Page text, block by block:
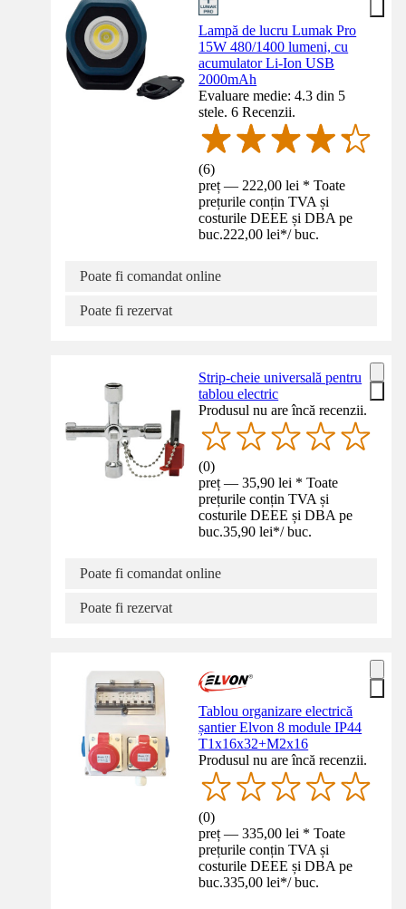
Lampă de lucru Lumak Pro
15W 480/1400 lumeni, cu
acumulator Li-Ion USB
2000mAh
Evaluare medie: 4.3 din 5
stele. 6 Recenzii.
(6)
preț — 222,00 lei * Toate
prețurile conțin TVA și
costurile DEEE și DBA pe
buc.222,00 lei*/ buc.
Poate fi comandat online
Poate fi rezervat
Strip-cheie universală pentru
tablou electric
Produsul nu are încă recenzii.
(0)
preț — 35,90 lei * Toate
prețurile conțin TVA și
costurile DEEE și DBA pe
buc.35,90 lei*/ buc.
Poate fi comandat online
Poate fi rezervat
Tablou organizare electrică
șantier Elvon 8 module IP44
T1x16x32+M2x16
Produsul nu are încă recenzii.
(0)
preț — 335,00 lei * Toate
prețurile conțin TVA și
costurile DEEE și DBA pe
buc.335,00 lei*/ buc.